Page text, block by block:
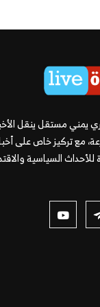
يمني مستقل ينقل
مع تركيز خاص على
السياسية